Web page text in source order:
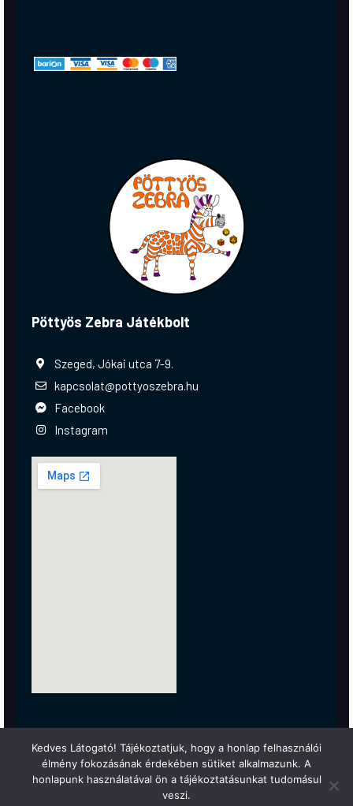
Pöttyös Zebra Játékbolt
Szeged, Jókai utca 7-9.
kapcsolat@pottyoszebra.hu
Facebook
Instagram
Kedves Látogató! Tájékoztatjuk, hogy a honlap felhasználói
élmény fokozásának érdekében sütiket alkalmazunk. A
honlapunk használatával ön a tájékoztatásunkat tudomásul
veszi.